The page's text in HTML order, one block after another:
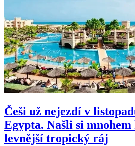
Češi už nejezdí v
Egypta. Našli si
levnější tropický ráj